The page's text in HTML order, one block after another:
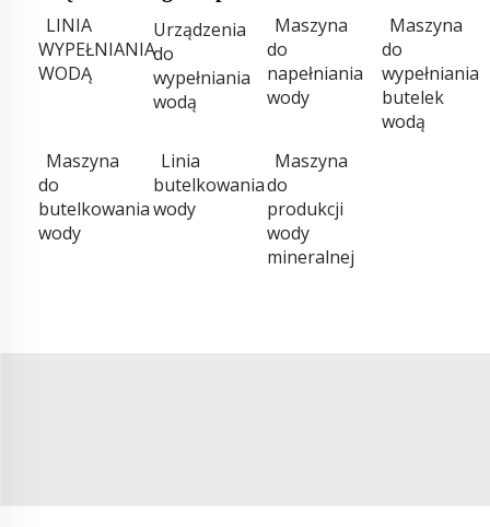
LINIA
WYPEŁNIANIA
WODĄ
Urządzenia
do
wypełniania
wodą
Maszyna
do
napełniania
wody
Maszyna
do
wypełniania
butelek
wodą
Maszyna
do
butelkowania
wody
Linia
butelkowania
wody
Maszyna
do
produkcji
wody
mineralnej